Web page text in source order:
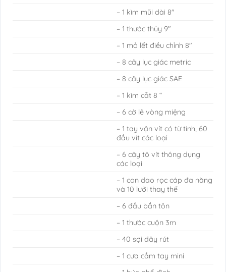
– 1 kìm mũi dài 8″
– 1 thước thủy 9″
– 1 mỏ lết điều chỉnh 8″
– 8 cây lục giác metric
– 8 cây lục giác SAE
– 1 kìm cắt 8 “
– 6 cờ lê vòng miệng
– 1 tay vặn vít có từ tính, 60
đầu vít các loại
– 6 cây tô vít thông dụng
các loại
– 1 con dao rọc cáp đa năng
và 10 lưỡi thay thế
– 6 đầu bắn tôn
– 1 thước cuộn 3m
– 40 sợi dây rút
– 1 cưa cầm tay mini